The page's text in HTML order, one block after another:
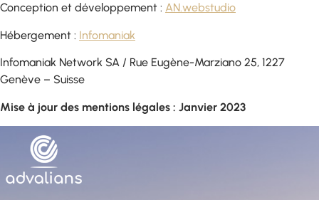
Conception et développement : AN.webstudio
Hébergement : Infomaniak
Infomaniak Network SA / Rue Eugène-Marziano 25, 1227
Genève – Suisse
Mise à jour des mentions légales : Janvier 2023